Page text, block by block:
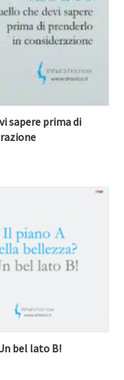
sapere prima di
bel lato B!